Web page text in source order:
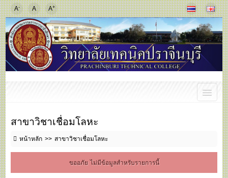
A- A A+
สาขาวิชาเชื่อมโลหะ
หน้าหลัก สาขาวิชาเชื่อมโลหะ
ขออภัย ไม่มีข้อมูลสำหรับรายการนี้